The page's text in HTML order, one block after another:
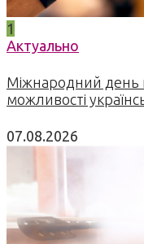
1
Актуально
Міжнародний день
можливості
07.08.2026